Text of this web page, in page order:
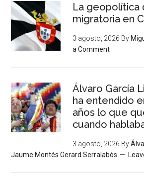
La geopolítica
migratoria en
3 agosto, 2026 By
a Comment
Álvaro García
ha entendido
años lo que
cuando
3 agosto, 2026 By
Jaume Montés Gerard Serralabós